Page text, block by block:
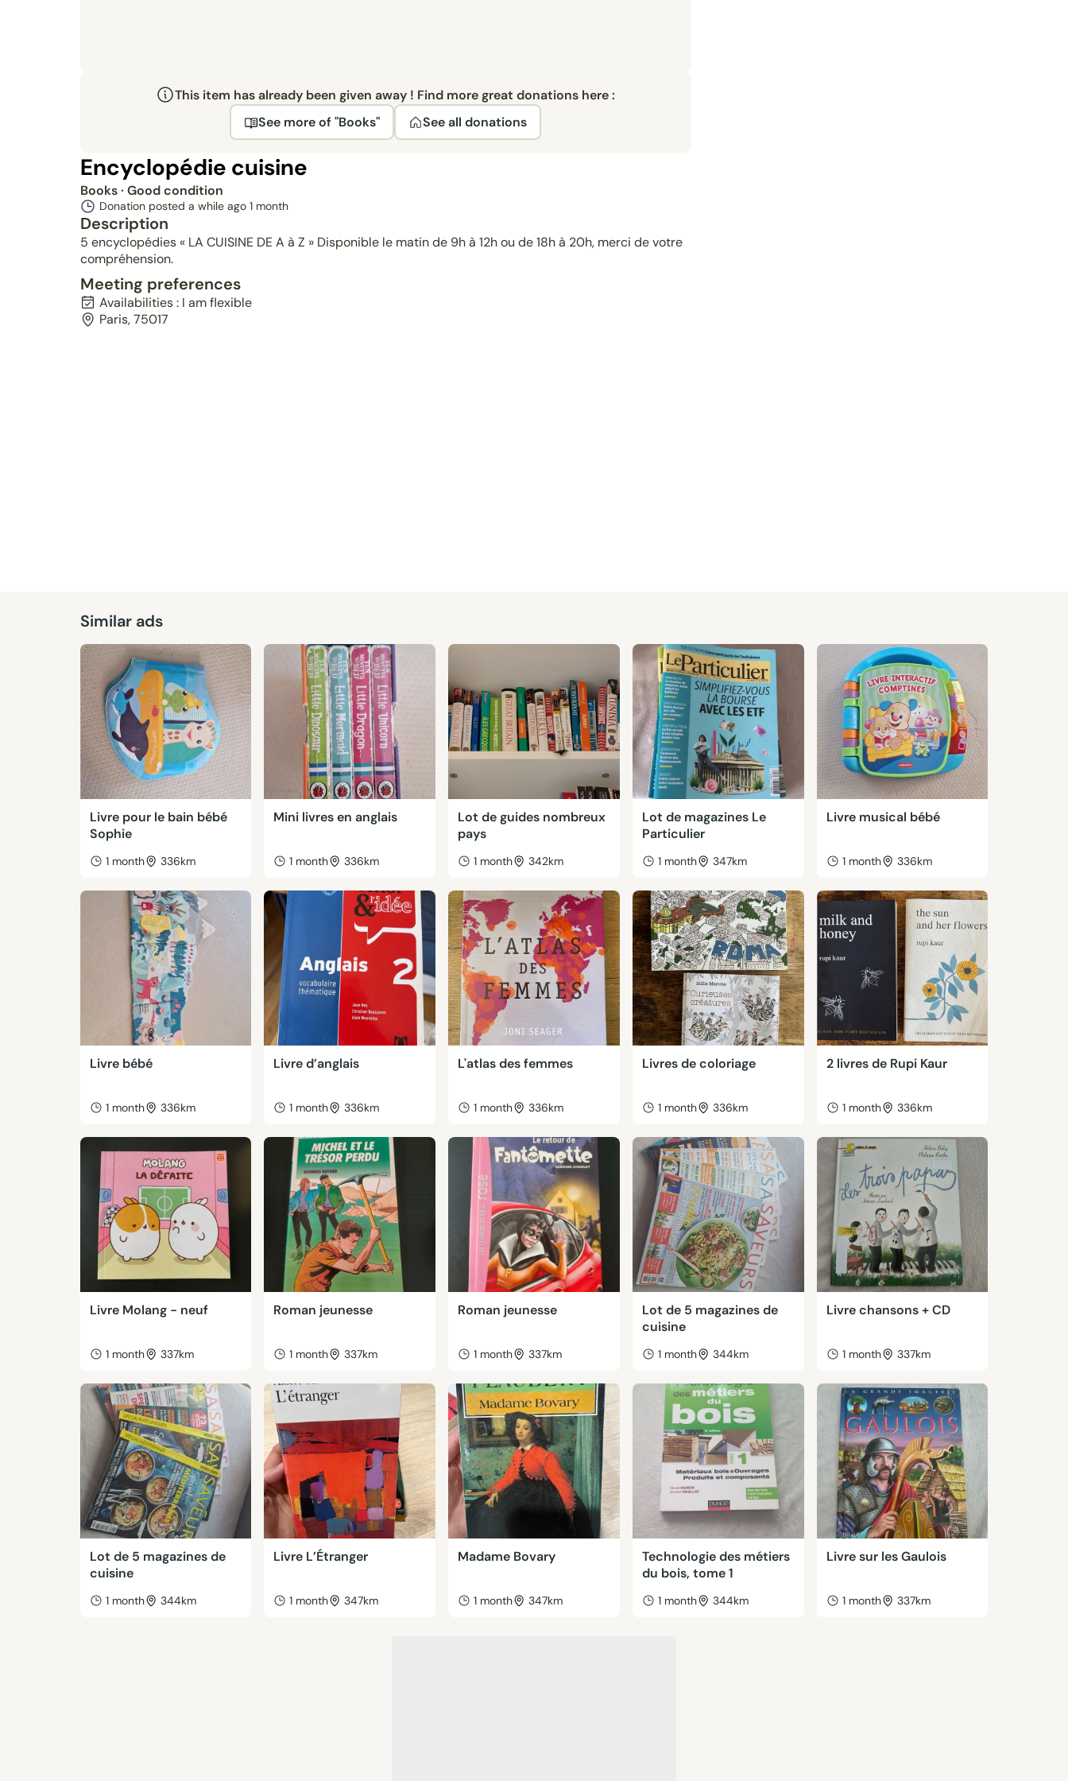
This item has already been given away ! Find more great donations here :
See more of "Books"
See all donations
Encyclopédie cuisine
Books· Good condition
Donation posted a while ago 1 month
Description
5 encyclopédies « LA CUISINE DE A à Z » Disponible le matin de 9h à 12h ou de 18h à 20h, merci de votre
compréhension.
Meeting preferences
Availabilities : I am flexible
Paris, 75017
Similar ads
Livre pour le bain bébé
Sophie
1 month 336km
Mini livres en anglais
1 month 336km
Lot de guides nombreux
pays
1 month 342km
Lot de magazines Le
Particulier
1 month 347km
Livre musical bébé
1 month 336km
Livre bébé
1 month 336km
Livre d’anglais
1 month 336km
L'atlas des femmes
1 month 336km
Livres de coloriage
1 month 336km
2 livres de Rupi Kaur
1 month 336km
Livre Molang - neuf
1 month 337km
Roman jeunesse
1 month 337km
Roman jeunesse
1 month 337km
Lot de 5 magazines de
cuisine
1 month 344km
Livre chansons + CD
1 month 337km
Lot de 5 magazines de
cuisine
1 month 344km
Livre L’Étranger
1 month 347km
Madame Bovary
1 month 347km
Technologie des métiers
du bois, tome 1
1 month 344km
Livre sur les Gaulois
1 month 337km